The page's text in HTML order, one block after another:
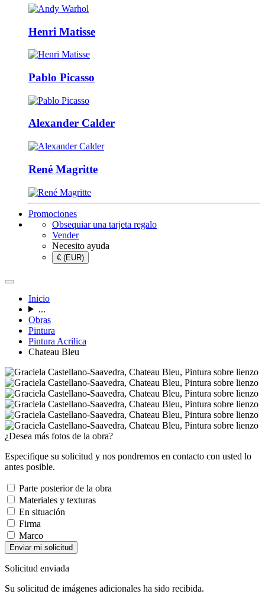
Henri Matisse
Pablo Picasso
Alexander Calder
René Magritte
Promociones
Obsequiar una tarjeta regalo
Vender
Necesito ayuda
€ (EUR)
Inicio
...
Obras
Pintura
Pintura Acrilica
Chateau Bleu
¿Desea más fotos de la obra?
Especifique su solicitud y nos pondremos en contacto con usted lo
antes posible.
Parte posterior de la obra
Materiales y texturas
En situación
Firma
Marco
Enviar mi solicitud
Solicitud enviada
Su solicitud de imágenes adicionales ha sido recibida.